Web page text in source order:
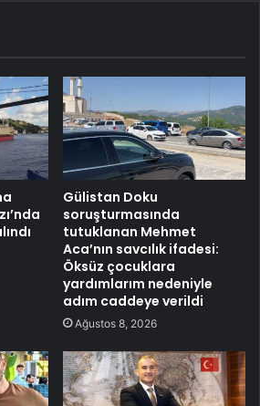
Gülistan Doku
soruşturmasında
tutuklanan Mehmet
Aca’nın savcılık ifadesi:
Öksüz çocuklara
yardımlarım nedeniyle
adım caddeye verildi
Ağustos 8, 2026